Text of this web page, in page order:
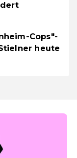
Cops"-
heute